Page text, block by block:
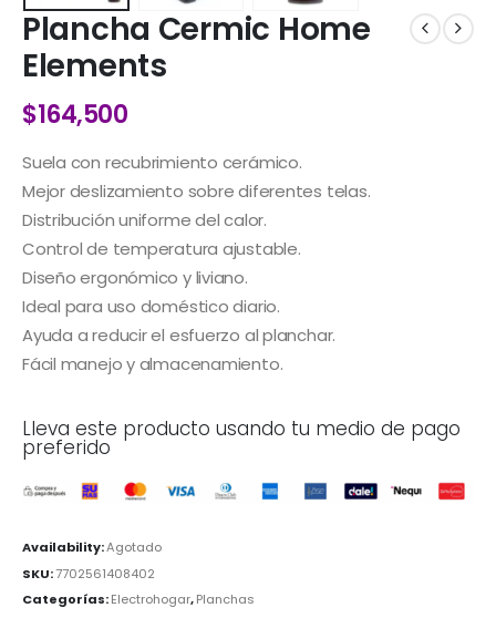
Plancha Cermic Home
Elements
$164,500
Suela con recubrimiento cerámico.
Mejor deslizamiento sobre diferentes telas.
Distribución uniforme del calor.
Control de temperatura ajustable.
Diseño ergonómico y liviano.
Ideal para uso doméstico diario.
Ayuda a reducir el esfuerzo al planchar.
Fácil manejo y almacenamiento.
Lleva este producto usando tu medio de pago
preferido
Availability:Agotado
SKU:7702561408402
Categorías:Electrohogar,Planchas